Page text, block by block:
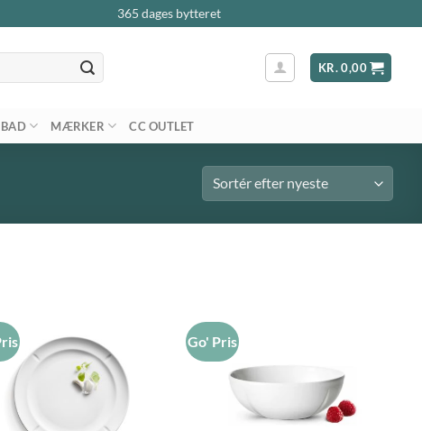
365 dages bytteret
KR.0,00
MÆRKER CC OUTLET
Go' Pris